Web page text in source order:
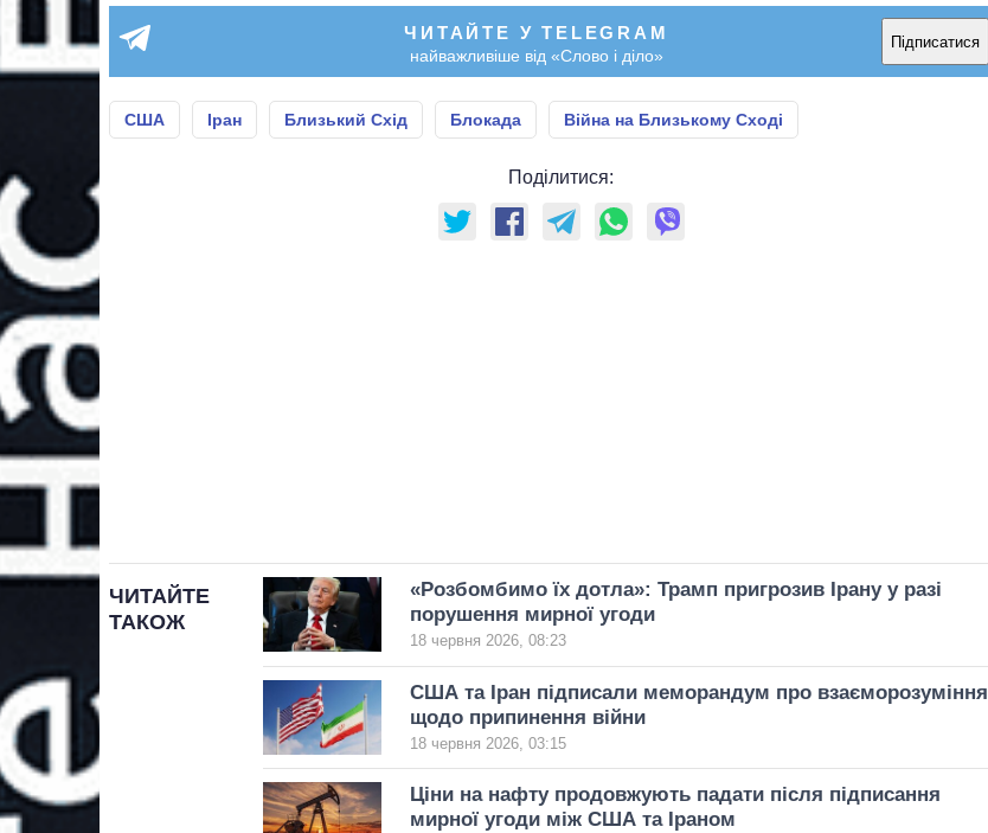
ЧИТАЙТЕ У TELEGRAM
найважливіше від «Слово і діло»
Підписатися
США Іран Близький Схід Блокада Війна на Близькому Сході
Поділитися:
ЧИТАЙТЕ
ТАКОЖ
«Розбомбимо їх дотла»: Трамп пригрозив Ірану у разі
порушення мирної угоди
18 червня 2026, 08:23
США та Іран підписали меморандум про взаєморозуміння
щодо припинення війни
18 червня 2026, 03:15
Ціни на нафту продовжують падати після підписання
мирної угоди між США та Іраном